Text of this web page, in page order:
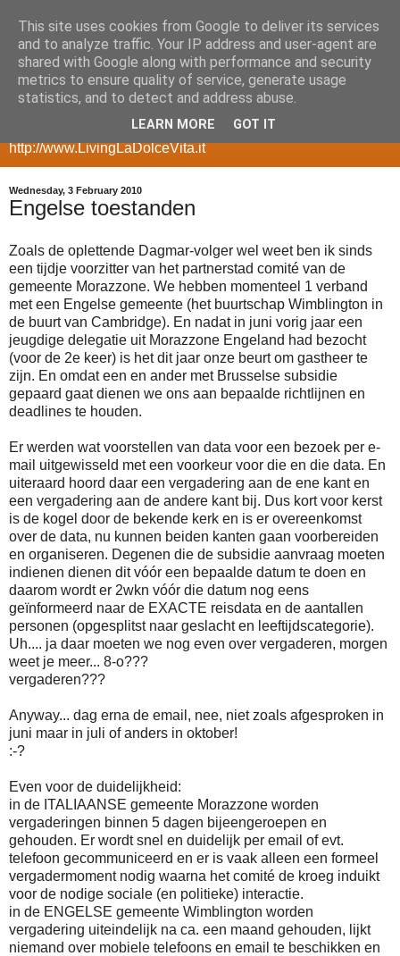
my geeky side
a blog with room for my more geeky side, posts about
gadgets, smartphones, multimedia servers, websites,
ecommerce, etc for my other side take a look at
http://www.LivingLaDolceVita.it
Wednesday, 3 February 2010
Engelse toestanden
Zoals de oplettende Dagmar-volger wel weet ben ik sinds
een tijdje voorzitter van het partnerstad comité van de
gemeente Morazzone. We hebben momenteel 1 verband
met een Engelse gemeente (het buurtschap Wimblington in
de buurt van Cambridge). En nadat in juni vorig jaar een
jeugdige delegatie uit Morazzone Engeland had bezocht
(voor de 2e keer) is het dit jaar onze beurt om gastheer te
zijn. En omdat een en ander met Brusselse subsidie
gepaard gaat dienen we ons aan bepaalde richtlijnen en
deadlines te houden.
Er werden wat voorstellen van data voor een bezoek per e-
mail uitgewisseld met een voorkeur voor die en die data. En
uiteraard hoord daar een vergadering aan de ene kant en
een vergadering aan de andere kant bij. Dus kort voor kerst
is de kogel door de bekende kerk en is er overeenkomst
over de data, nu kunnen beiden kanten gaan voorbereiden
en organiseren. Degenen die de subsidie aanvraag moeten
indienen dienen dit vóór een bepaalde datum te doen en
daarom wordt er 2wkn vóór die datum nog eens
geïnformeerd naar de EXACTE reisdata en de aantallen
personen (opgesplitst naar geslacht en leeftijdscategorie).
Uh.... ja daar moeten we nog even over vergaderen, morgen
weet je meer... 8-o???
vergaderen???
Anyway... dag erna de email, nee, niet zoals afgesproken in
juni maar in juli of anders in oktober!
:-?
Even voor de duidelijkheid:
in de ITALIAANSE gemeente Morazzone worden
vergaderingen binnen 5 dagen bijeengeroepen en
gehouden. Er wordt snel en duidelijk per email of evt.
telefoon gecommuniceerd en er is vaak alleen een formeel
vergadermoment nodig waarna het comité de kroeg induikt
voor de nodige sociale (en politieke) interactie.
in de ENGELSE gemeente Wimblington worden
vergadering uiteindelijk na ca. een maand gehouden, lijkt
niemand over mobiele telefoons en email te beschikken en
This site uses cookies from Google to deliver its services
and to analyze traffic. Your IP address and user-agent are
shared with Google along with performance and security
metrics to ensure quality of service, generate usage
statistics, and to detect and address abuse.
LEARN MORE GOT IT